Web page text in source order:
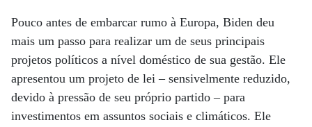
Pouco antes de embarcar rumo à Europa, Biden deu
mais um passo para realizar um de seus principais
projetos políticos a nível doméstico de sua gestão. Ele
apresentou um projeto de lei – sensivelmente reduzido,
devido à pressão de seu próprio partido – para
investimentos em assuntos sociais e climáticos. Ele